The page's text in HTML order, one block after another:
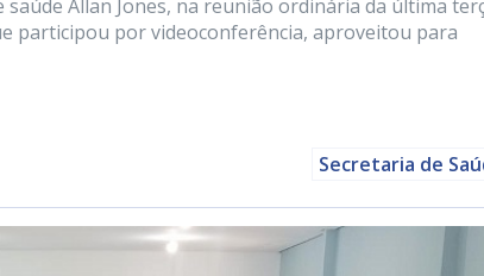
Allan Jones, na reunião ordinária da última
participou por videoconferência, aproveitou para
Secretaria de